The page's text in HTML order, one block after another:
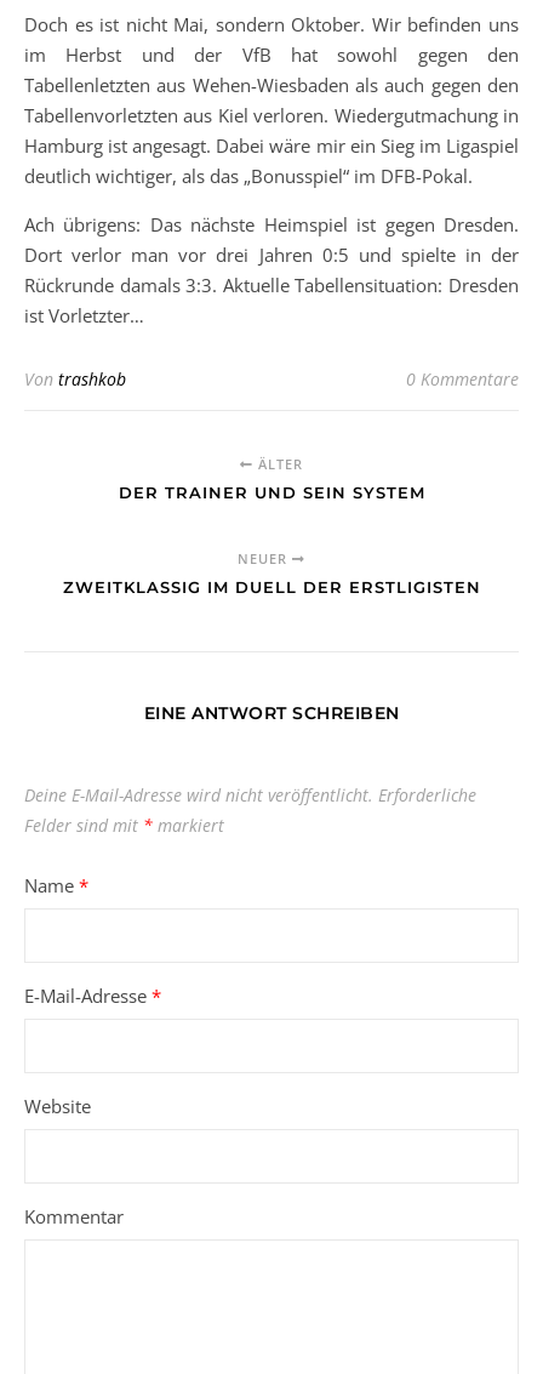
Doch es ist nicht Mai, sondern Oktober. Wir befinden uns
im Herbst und der VfB hat sowohl gegen den
Tabellenletzten aus Wehen-Wiesbaden als auch gegen den
Tabellenvorletzten aus Kiel verloren. Wiedergutmachung in
Hamburg ist angesagt. Dabei wäre mir ein Sieg im Ligaspiel
deutlich wichtiger, als das „Bonusspiel“ im DFB-Pokal.
Ach übrigens: Das nächste Heimspiel ist gegen Dresden.
Dort verlor man vor drei Jahren 0:5 und spielte in der
Rückrunde damals 3:3. Aktuelle Tabellensituation: Dresden
ist Vorletzter…
Von trashkob 0 Kommentare
ÄLTER
DER TRAINER UND SEIN SYSTEM
NEUER
ZWEITKLASSIG IM DUELL DER ERSTLIGISTEN
EINE ANTWORT SCHREIBEN
Deine E-Mail-Adresse wird nicht veröffentlicht. Erforderliche
Felder sind mit * markiert
Name *
E-Mail-Adresse *
Website
Kommentar